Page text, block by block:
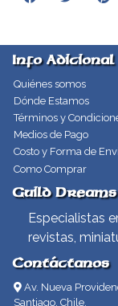
Info Adicional
Quiénes somos
Dónde Estamos
Términos y
Medios de Pago
Costo y Forma de
Como Comprar
Guild Dreams
Especialistas
revistas,
Contáctanos
Av. Nueva
Santiago, Chile.